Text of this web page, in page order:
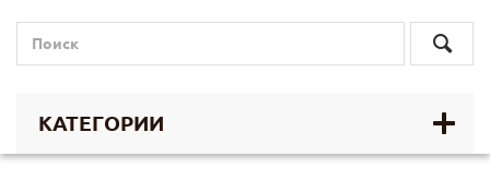
КАТЕГОРИИ